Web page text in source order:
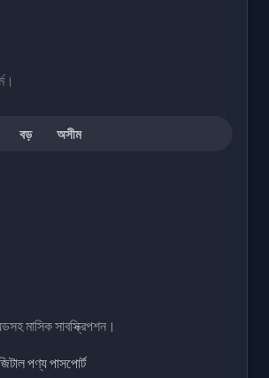
বড় অসীম
মাসিক সাবস্ক্রিপশন।
পণ্য পাসপোর্ট